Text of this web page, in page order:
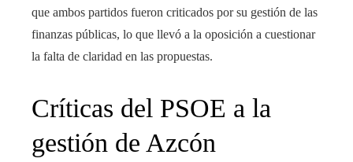
que ambos partidos fueron criticados por su gestión de las
finanzas públicas, lo que llevó a la oposición a cuestionar
la falta de claridad en las propuestas.
Críticas del PSOE a la
gestión de Azcón